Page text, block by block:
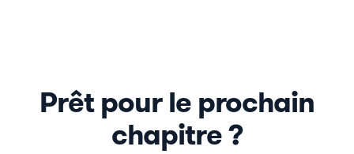
Prêt pour le prochain
chapitre ?